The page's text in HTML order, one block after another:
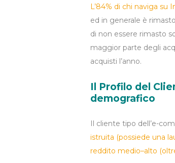
L’84% di chi naviga su
ed in generale è
di non essere rimasto
maggior parte degli
acquisti l’anno.
Il Profilo del
demografico
Il cliente tipo dell’e-
istruita (possiede una
reddito medio–alto